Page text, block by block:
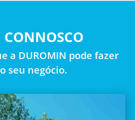
CONNOSCO
a DUROMIN pode fazer
seu negócio.